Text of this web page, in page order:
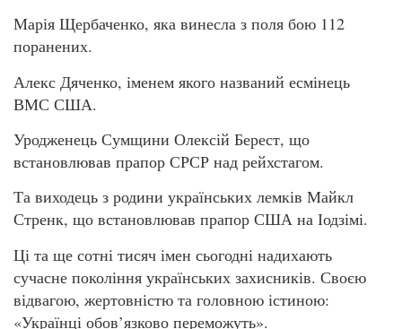
Марія Щербаченко, яка винесла з поля бою 112
поранених.
Алекс Дяченко, іменем якого названий есмінець
ВМС США.
Уродженець Сумщини Олексій Берест, що
встановлював прапор СРСР над рейхстагом.
Та виходець з родини українських лемків Майкл
Стренк, що встановлював прапор США на Іодзімі.
Ці та ще сотні тисяч імен сьогодні надихають
сучасне покоління українських захисників. Своєю
відвагою, жертовністю та головною істиною:
«Українці обов’язково переможуть».